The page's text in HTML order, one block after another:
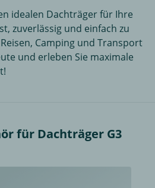
idealen Dachträger für Ihre
zuverlässig und einfach zu
Camping und Transport
und erleben Sie maximale
für Dachträger G3